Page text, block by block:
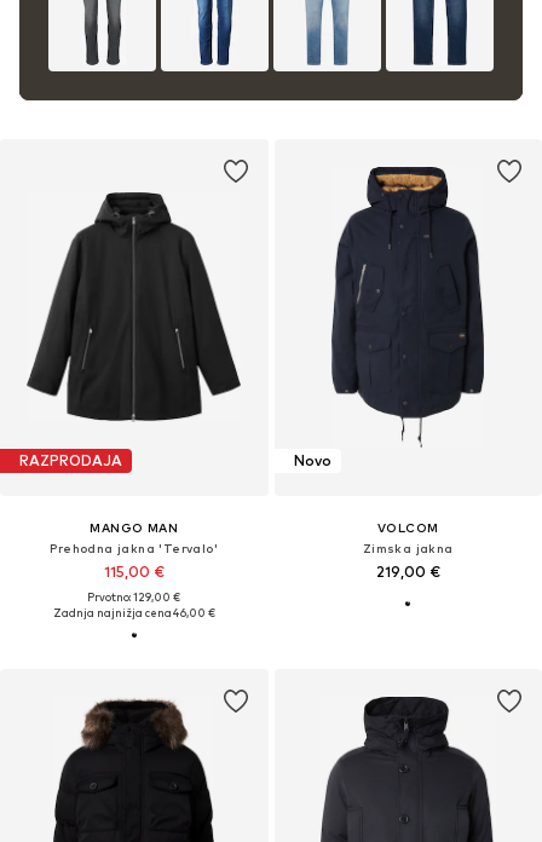
RAZPRODAJA
MANGO MAN
Prehodna jakna 'Tervalo'
115,00 €
Prvotno: 129,00 €
Zadnja najnižja cena46,00 €
Novo
VOLCOM
Zimska jakna
219,00 €